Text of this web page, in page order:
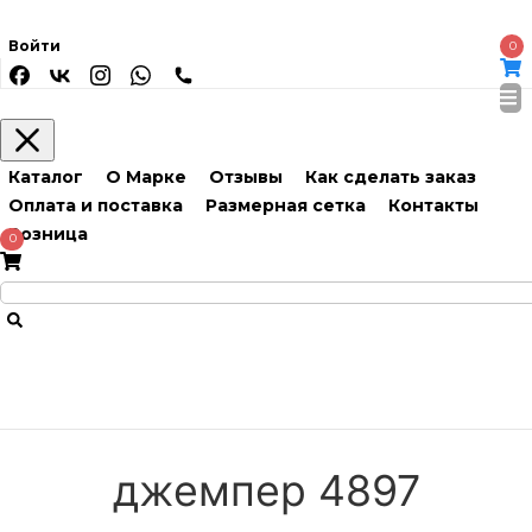
Войти 0
Каталог О Марке Отзывы
Как сделать заказ
Оплата и поставка
Размерная сетка
Контакты
Розница
0
джемпер 4897